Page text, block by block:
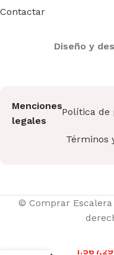
Contactar
Diseño y
Menciones
legales
Política de
Términos
© Comprar Escalera
Andamio
1.567,29